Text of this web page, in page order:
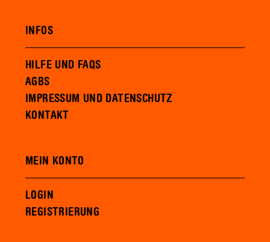
INFOS
HILFE UND FAQS
AGBS
IMPRESSUM UND DATENSCHUTZ
KONTAKT
MEIN KONTO
LOGIN
REGISTRIERUNG